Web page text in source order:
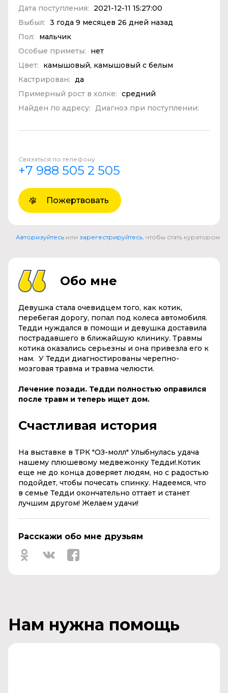
Дата поступления:
2021-12-11 15:27:00
Выбыл: 3 года 9 месяцев 26 дней назад
Пол:
мальчик
Особые приметы:
нет
Цвет:
камышовый, камышовый с белым
Кастрирован: да
Примерный рост в холке: средний
Найден по адресу: Диагноз при поступлении:
Связаться по телефону
+7 988 505 2 505
Пожертвовать
Авторизуйтесь или зарегестрируйтесь, чтобы стать куратором
Обо мне
Девушка стала очевидцем того, как котик,
перебегая дорогу, попал под колеса автомобиля.
Тедди нуждался в помощи и девушка доставила
пострадавшего в ближайшую клинику. Травмы
котика оказались серьезны и она привезла его к
нам. У Тедди диагностированы черепно-
мозговая травма и травма челюсти.
Лечение позади. Тедди полностью оправился
после травм и теперь ищет дом.
Счастливая история
На выставке в ТРК "ОЗ-молл" Улыбнулась удача
нашему плюшевому медвежонку Тедди!.Котик
еще не до конца доверяет людям, но с радостью
подойдет, чтобы почесать спинку. Надеемся, что
в семье Тедди окончательно оттает и станет
лучшим другом! Желаем удачи!
Расскажи обо мне друзьям
Нам нужна помощь